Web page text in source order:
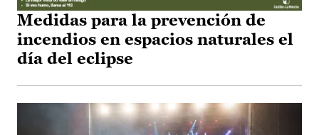
Medidas para la prevención de
incendios en espacios naturales el
día del eclipse